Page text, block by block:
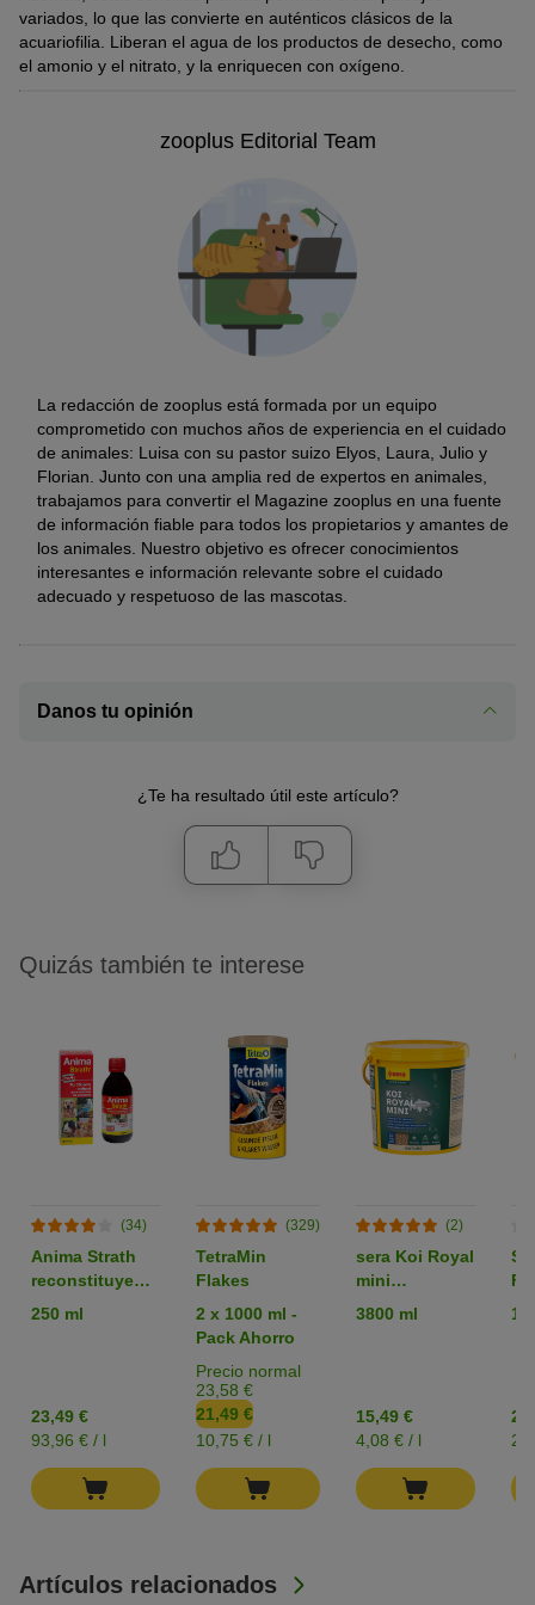
apenas se puede hacer nada para salvar las hojas podridas.
El material podrido se debe retirar del acuario obligatoriamente
para evitar que los valores del agua empeoren.
plantas pueden seguir brotando con normalidad. No obstante,
variados, lo que las convierte en auténticos clásicos de la
acuariofilia. Liberan el agua de los productos de desecho, como
el amonio y el nitrato, y la enriquecen con oxígeno.
zooplus Editorial Team
La redacción de zooplus está formada por un equipo
comprometido con muchos años de experiencia en el cuidado
de animales: Luisa con su pastor suizo Elyos, Laura, Julio y
Florian. Junto con una amplia red de expertos en animales,
trabajamos para convertir el Magazine zooplus en una fuente
de información fiable para todos los propietarios y amantes de
los animales. Nuestro objetivo es ofrecer conocimientos
interesantes e información relevante sobre el cuidado
adecuado y respetuoso de las mascotas.
Danos tu opinión
¿Te ha resultado útil este artículo?
Artículos relacionados
Quizás también te interese
(34)
Anima Strath
reconstituyente
para mascotas
250 ml
23,49 €
93,96 € / l
(329)
TetraMin
Flakes
2 x 1000 ml -
Pack Ahorro
Precio normal
23,58 €
21,49 €
10,75 € / l
(2)
sera Koi Royal
mini
gránulado
3800 ml
15,49 €
4,08 € / l
10